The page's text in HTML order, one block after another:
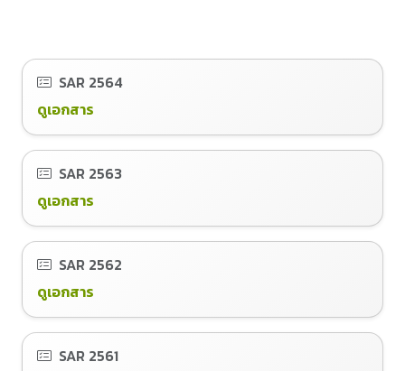
SAR 2564
ดูเอกสาร
SAR 2563
ดูเอกสาร
SAR 2562
ดูเอกสาร
SAR 2561